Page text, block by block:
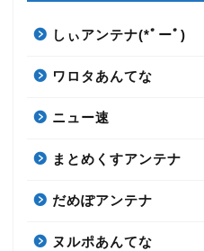
しぃアンテナ(*ﾟーﾟ)
ワロタあんてな
ニュー速
まとめくすアンテナ
だめぽアンテナ
ヌルポあんてな